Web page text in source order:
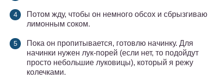
Потом жду, чтобы он немного обсох и сбрызгиваю
лимонным соком.
Пока он пропитывается, готовлю начинку. Для
начинки нужен лук-порей (если нет, то подойдут
просто небольшие луковицы), который я режу
колечками.